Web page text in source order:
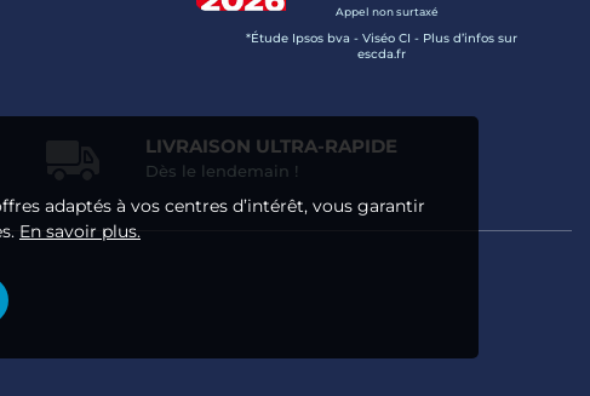
adaptés à vos centres d’intérêt, vous garantir
En savoir plus.
Appel non surtaxé
*Étude Ipsos bva - Viséo CI - Plus d’infos sur
escda.fr
LIVRAISON ULTRA-RAPIDE
Dès le lendemain !